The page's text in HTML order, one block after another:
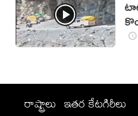
రాష్ట్రాలు ఇతర కేటగిరీలు